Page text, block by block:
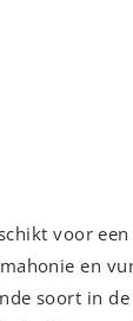
voor
en
soort in